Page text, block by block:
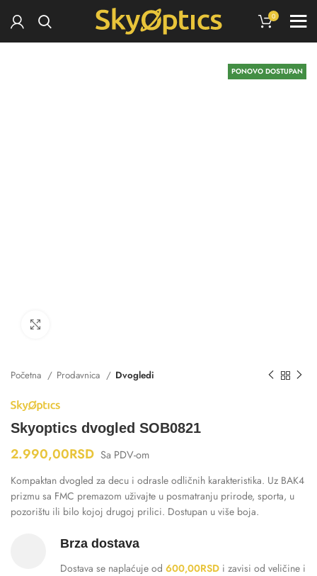
0
PONOVO DOSTUPAN
Početna Prodavnica Dvogledi
Skyoptics dvogled SOB0821
2.990,00RSD Sa PDV-om
Kompaktan dvogled za decu i odrasle odličnih karakteristika. Uz BAK4
prizmu sa FMC premazom uživajte u posmatranju prirode, sporta, u
pozorištu ili bilo kojoj drugoj prilici. Dostupan u više boja.
Brza dostava
Dostava se naplaćuje od 600,00RSD i zavisi od veličine i